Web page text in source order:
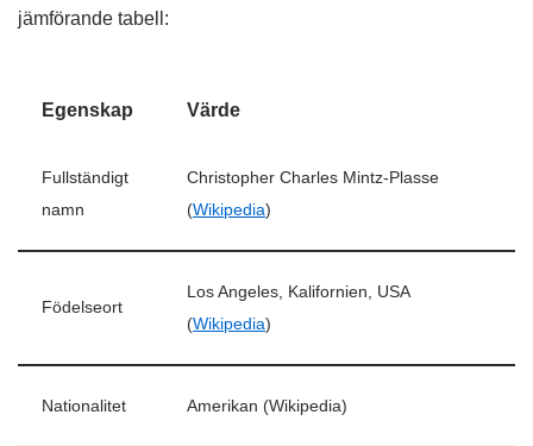
jämförande tabell:
Egenskap Värde
Fullständigt
namn
Christopher Charles Mintz-Plasse
(Wikipedia)
Födelseort
Los Angeles, Kalifornien, USA
(Wikipedia)
Nationalitet Amerikan (Wikipedia)